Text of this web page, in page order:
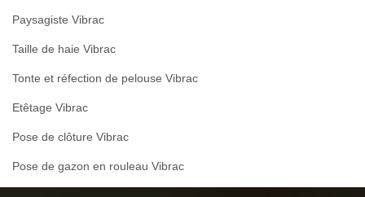
Paysagiste Vibrac
Taille de haie Vibrac
Tonte et réfection de pelouse Vibrac
Etêtage Vibrac
Pose de clôture Vibrac
Pose de gazon en rouleau Vibrac